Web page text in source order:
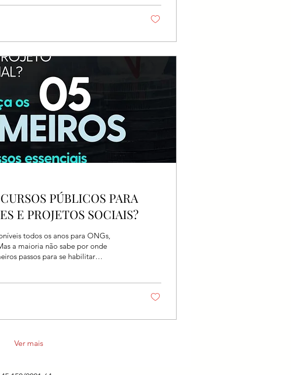
Sociais . Este não é um livro teórico.
PÚBLICOS PARA
E PROJETOS SOCIAIS?
todos os anos para ONGs,
a maioria não sabe por onde
passos para se habilitar
culturais ou assistenciais. E
Ver mais